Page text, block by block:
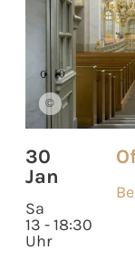
©
30
Jan
Sa
13 - 18:30
Uhr